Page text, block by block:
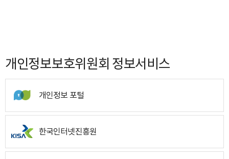
개인정보보호위원회 정보서비스
개인정보 포털
한국인터넷진흥원